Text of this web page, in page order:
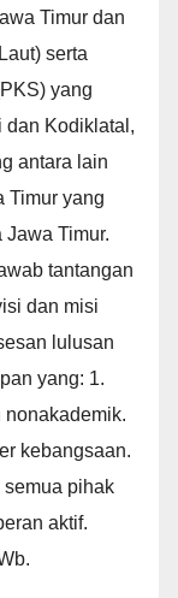
Timur dan
serta
yang
dan Kodiklatal,
antara lain
Timur yang
Jawa Timur.
tantangan
dan misi
lulusan
yang: 1.
kebangsaan.
pihak
aktif.